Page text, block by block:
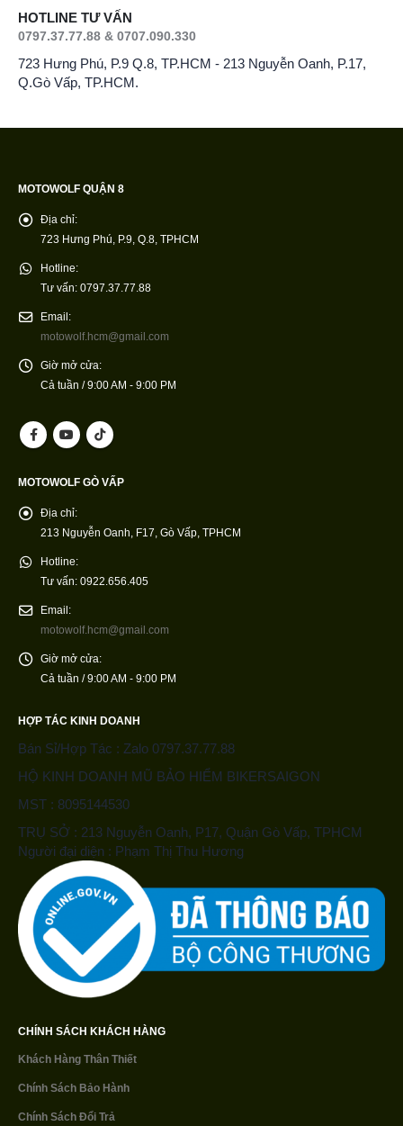
HOTLINE TƯ VẤN
0797.37.77.88 & 0707.090.330
723 Hưng Phú, P.9 Q.8, TP.HCM - 213 Nguyễn Oanh, P.17,
Q.Gò Vấp, TP.HCM.
MOTOWOLF QUẬN 8
Địa chỉ:
723 Hưng Phú, P.9, Q.8, TPHCM
Hotline:
Tư vấn: 0797.37.77.88
Email:
motowolf.hcm@gmail.com
Giờ mở cửa:
Cả tuần / 9:00 AM - 9:00 PM
MOTOWOLF GÒ VẤP
Địa chỉ:
213 Nguyễn Oanh, F17, Gò Vấp, TPHCM
Hotline:
Tư vấn: 0922.656.405
Email:
motowolf.hcm@gmail.com
Giờ mở cửa:
Cả tuần / 9:00 AM - 9:00 PM
HỢP TÁC KINH DOANH
Bán Sỉ/Hợp Tác : Zalo 0797.37.77.88
HỘ KINH DOANH MŨ BẢO HIỂM BIKERSAIGON
MST : 8095144530
TRỤ SỞ : 213 Nguyễn Oanh, P17, Quận Gò Vấp, TPHCM
Người đại diện : Phạm Thị Thu Hương
CHÍNH SÁCH KHÁCH HÀNG
Khách Hàng Thân Thiết
Chính Sách Bảo Hành
Chính Sách Đổi Trả